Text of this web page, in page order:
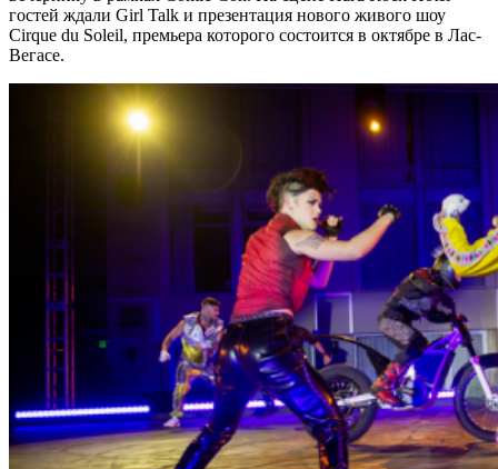
гостей ждали Girl Talk и презентация нового живого шоу
Cirque du Soleil, премьера которого состоится в октябре в Лас-
Вегасе.